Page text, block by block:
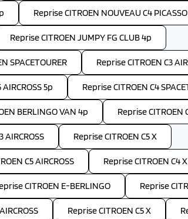
Reprise CITROEN NOUVEAU C4
Reprise CITROEN JUMPY FG CLUB 4p
SPACETOURER Reprise CITROEN C3
5p Reprise CITROEN C4
BERLINGO VAN 4p Reprise CITROEN
AIRCROSS Reprise CITROEN C5 X
C5 AIRCROSS Reprise CITROEN C4
CITROEN E-BERLINGO Reprise
Reprise CITROEN C5 X